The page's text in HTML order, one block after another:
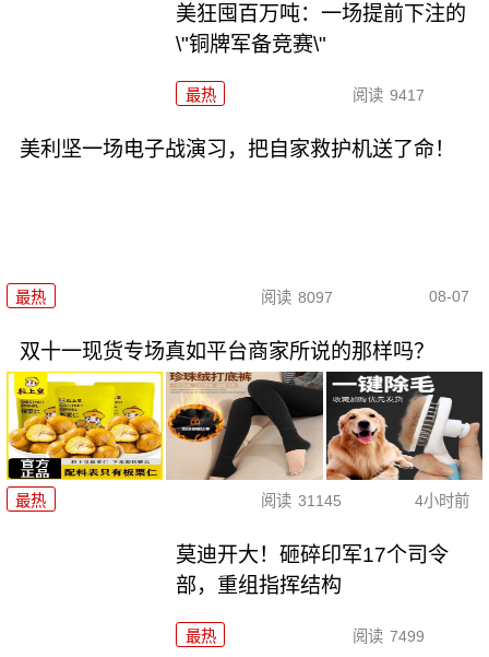
美狂囤百万吨：一场提前下注的
\"铜牌军备竞赛\"
最热 阅读 9417
美利坚一场电子战演习，把自家救护机送了命！
最热 阅读 8097 08-07
双十一现货专场真如平台商家所说的那样吗？
最热 阅读 31145 4小时前
莫迪开大！砸碎印军17个司令
部，重组指挥结构
最热 阅读 7499